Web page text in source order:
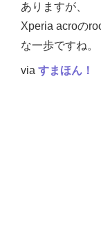
ありますが、
Xperia acroの
な一歩ですね。
via すまほん！